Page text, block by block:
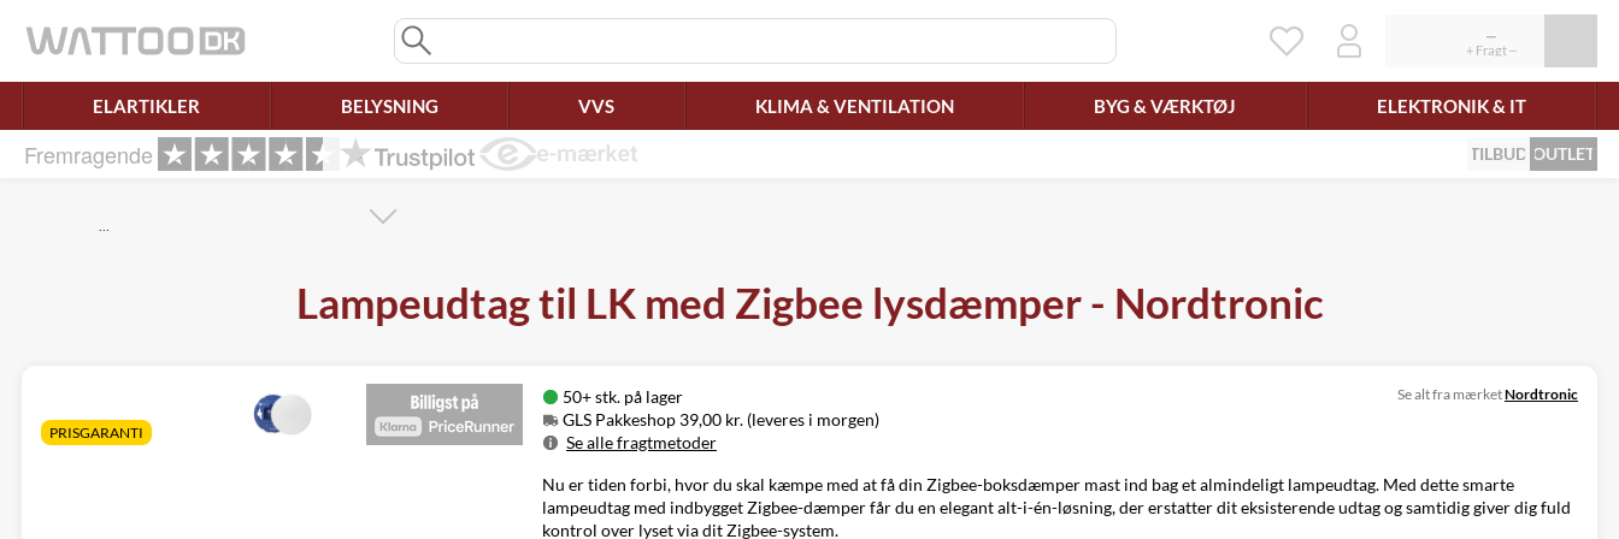
ELARTIKLER BELYSNING VVS KLIMA & VENTILATION BYG & VÆRKTØJ ELEKTRONIK & IT
Fremragende TILBUD OUTLET
…
Lampeudtag til LK med Zigbee lysdæmper - Nordtronic
PRISGARANTI
50+ stk. på lager
GLS Pakkeshop 39,00 kr. (leveres i morgen)
Se alle fragtmetoder
Metode
Pris
Leveres
GLS Pakkeshop
39,00 kr.
I morgen
GLS
Se alt fra mærketNordtronic
Nu er tiden forbi, hvor du skal kæmpe med at få din Zigbee-boksdæmper mast ind bag et almindeligt lampeudtag. Med dette smarte
lampeudtag med indbygget Zigbee-dæmper får du en elegant alt-i-én-løsning, der erstatter dit eksisterende udtag og samtidig giver dig fuld
kontrol over lyset via dit Zigbee-system.
Ret samtykke!